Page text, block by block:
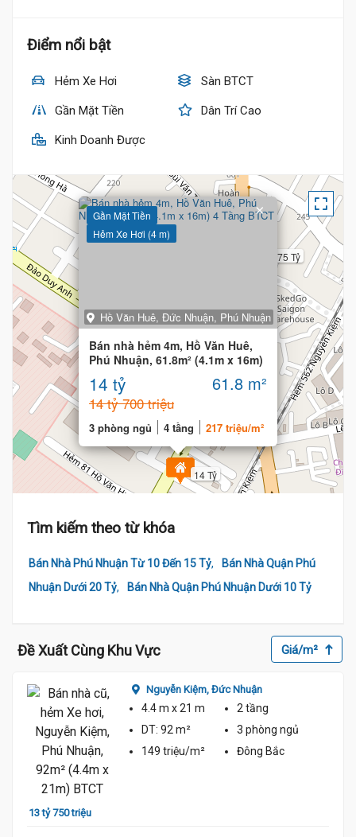
Điểm nổi bật
Hẻm Xe Hơi Sàn BTCT
Gần Mặt Tiền Dân Trí Cao
Kinh Doanh Được
14 Tỷ
13.75 Tỷ
13.6 Tỷ
13.5 Tỷ
Gần Mặt Tiền
Hẻm Xe Hơi (4 m)
Hồ Văn Huê, Đức Nhuận, Phú Nhuận
Bán nhà hẻm 4m, Hồ Văn Huê,
Phú Nhuận, 61.8m² (4.1m x 16m)
4 Tầng BTCT
14 tỷ 61.8 m²
14 tỷ 700 triệu
3 phòng ngủ 4 tầng 217 triệu/m²
×
Tìm kiếm theo từ khóa
Bán Nhà Phú Nhuận Từ 10 Đến 15 Tỷ,
Bán Nhà Quận Phú
Nhuận Dưới 20 Tỷ, Bán Nhà Quận Phú Nhuận Dưới 10 Tỷ
Đề Xuất Cùng Khu Vực Giá/m²
13 tỷ 750 triệu
Nguyễn Kiệm, Đức Nhuận
4.4 m x 21 m
2 tầng
DT: 92 m² 3 phòng ngủ
149 triệu/m²
Đông Bắc